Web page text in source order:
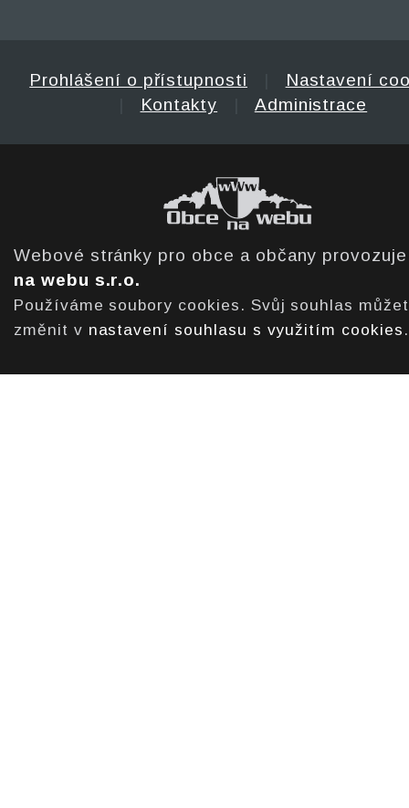
Prohlášení o přístupnosti
Nastavení
Kontakty Administrace
Webové stránky pro obce a občany
na webu s.r.o.
Používáme soubory cookies. Svůj souhlas
změnit v nastavení souhlasu s využitím cookies .